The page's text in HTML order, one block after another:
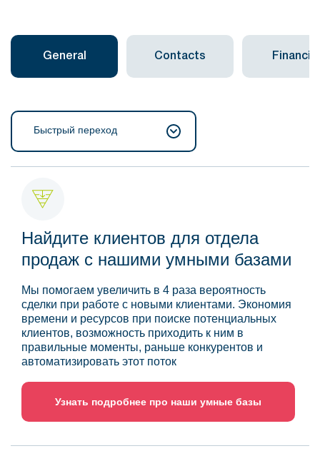
General Contacts Financial
Быстрый переход
Найдите клиентов для отдела
продаж с нашими умными базами
Мы помогаем увеличить в 4 раза вероятность
сделки при работе с новыми клиентами. Экономия
времени и ресурсов при поиске потенциальных
клиентов, возможность приходить к ним в
правильные моменты, раньше конкурентов и
автоматизировать этот поток
Узнать подробнее про наши умные базы